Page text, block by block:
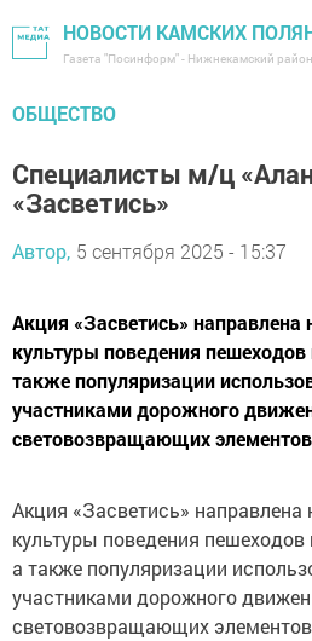
НОВОСТИ КАМСКИХ
Газета "Посинформ" - Нижнекамский район
ОБЩЕСТВО
Специалисты м/ц
«Засветись»
Автор, 5 сентября 2025 - 15:37
Акция «Засветись»
культуры поведения
также популяризации
участниками дорожного
световозвращающих
Акция «Засветись»
культуры поведения пешеходов
а также популяризации
участниками дорожного
световозвращающих